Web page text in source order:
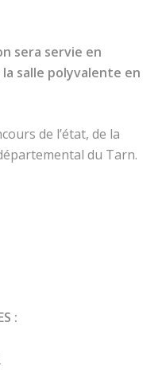
sera servie en
salle polyvalente en
de l’état, de la
du Tarn.
: